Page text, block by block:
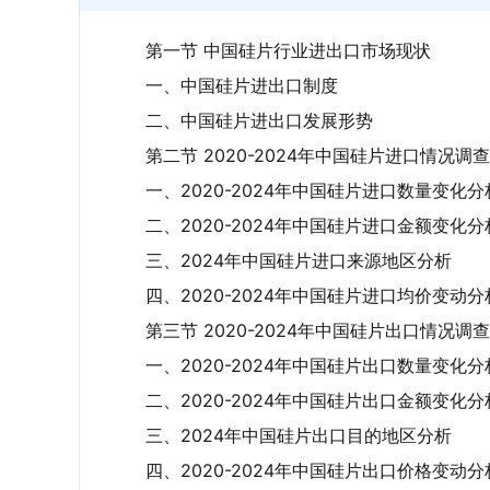
第一节 中国硅片行业进出口市场现状
一、中国硅片进出口制度
二、中国硅片进出口发展形势
第二节 2020-2024年中国硅片进口情况调查
一、2020-2024年中国硅片进口数量变化分
二、2020-2024年中国硅片进口金额变化分
三、2024年中国硅片进口来源地区分析
四、2020-2024年中国硅片进口均价变动分
第三节 2020-2024年中国硅片出口情况调查
一、2020-2024年中国硅片出口数量变化分
二、2020-2024年中国硅片出口金额变化分
三、2024年中国硅片出口目的地区分析
四、2020-2024年中国硅片出口价格变动分